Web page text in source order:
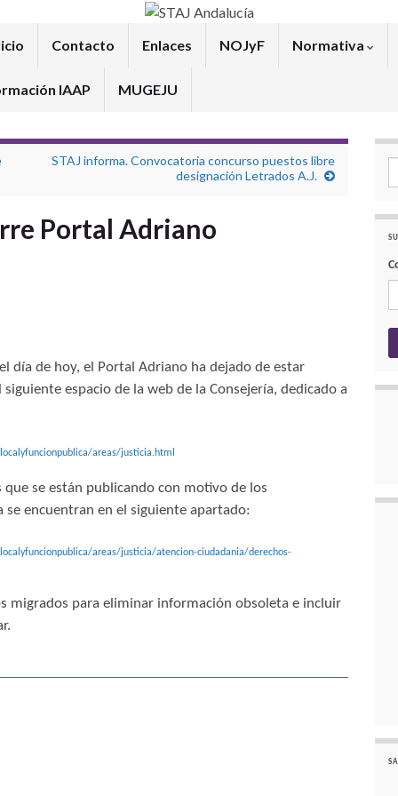
Contacto Enlaces NOJyF Normativa
IAAP MUGEJU
STAJ informa. Convocatoria concurso puestos libre
designación Letrados A.J.
Portal Adriano
día de hoy, el Portal Adriano ha dejado de estar
espacio de la web de la Consejería, dedicado a
areas/justicia.html
se están publicando con motivo de los
encuentran en el siguiente apartado:
areas/justicia/atencion-ciudadania/derechos-
migrados para eliminar información obsoleta e incluir